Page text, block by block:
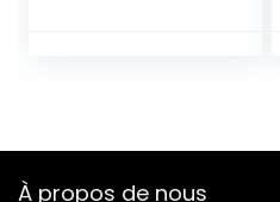
À propos de nous